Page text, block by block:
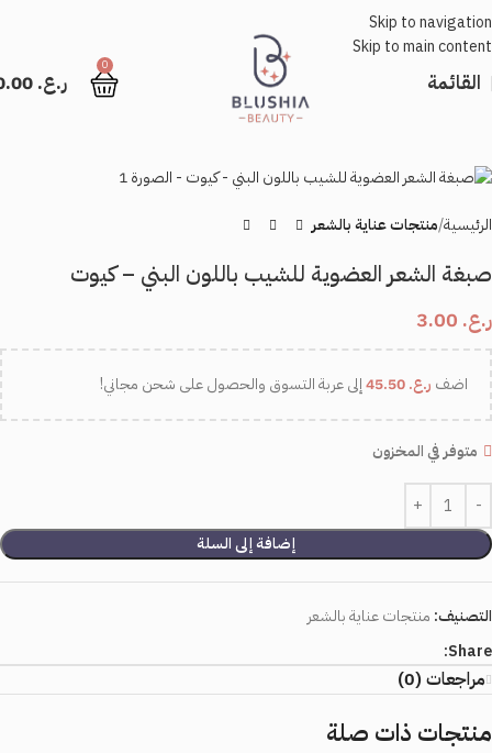
Skip to navigation
Skip to main content
القائمة
0
ر.ع.
الرئيسية منتجات عناية بالشعر
صبغة الشعر العضوية للشيب باللون البني – كيوت
ر.ع.
اضف ر.ع. إلى عربة التسوق والحصول على شحن مجاني!
متوفر في المخزون
إضافة إلى السلة
التصنيف: منتجات عناية بالشعر
Share:
مراجعات (0)
منتجات ذات صلة